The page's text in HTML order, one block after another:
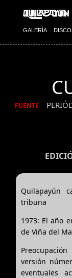
GALERÍA
FUENTE
Quilapayún
tribuna
1973: El año
de Viña del
versión
eventuales